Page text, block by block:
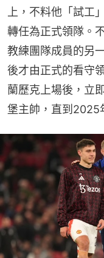
上，不料他「試工
轉任為正式領隊。
教練團隊成員的另
後才由正式的看守
蘭歷克上場後，立
堡主帥，直到2025